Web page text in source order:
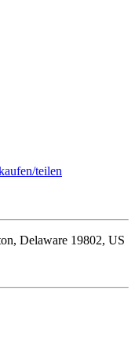
teilen
Delaware 19802, US